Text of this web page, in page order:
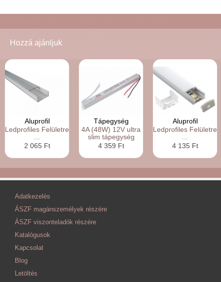
Hozzá ajánljuk
Aluprofil
Ledprofiles Felületre
2 065 Ft
Tápegység
4A (48W) 12V ultra
slim tápegység
4 359 Ft
Aluprofil
Ledprofiles Felületre
4 135 Ft
Adatkezelés
ÁSZF magánszemélyek részére
ÁSZF viszonteladók részére
Katalógusok
Kapcsolat
Blog
Letöltés